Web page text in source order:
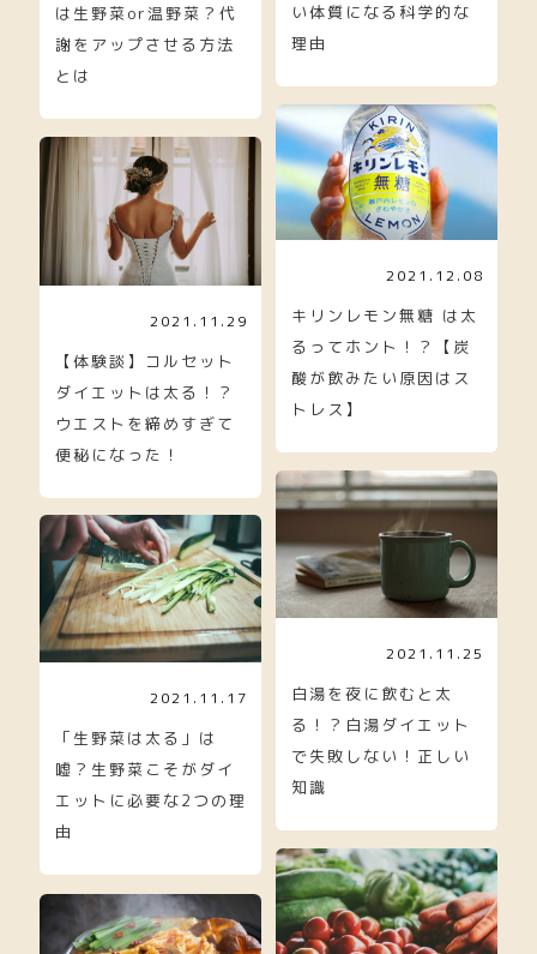
は生野菜or温野菜？代
謝をアップさせる方法
とは
い体質になる科学的な
理由
2021.12.08
キリンレモン無糖 は太
るってホント！？【炭
酸が飲みたい原因はス
トレス】
2021.11.29
【体験談】コルセット
ダイエットは太る！？
ウエストを締めすぎて
便秘になった！
2021.11.25
白湯を夜に飲むと太
る！？白湯ダイエット
で失敗しない！正しい
知識
2021.11.17
「生野菜は太る」は
嘘？生野菜こそがダイ
エットに必要な2つの理
由